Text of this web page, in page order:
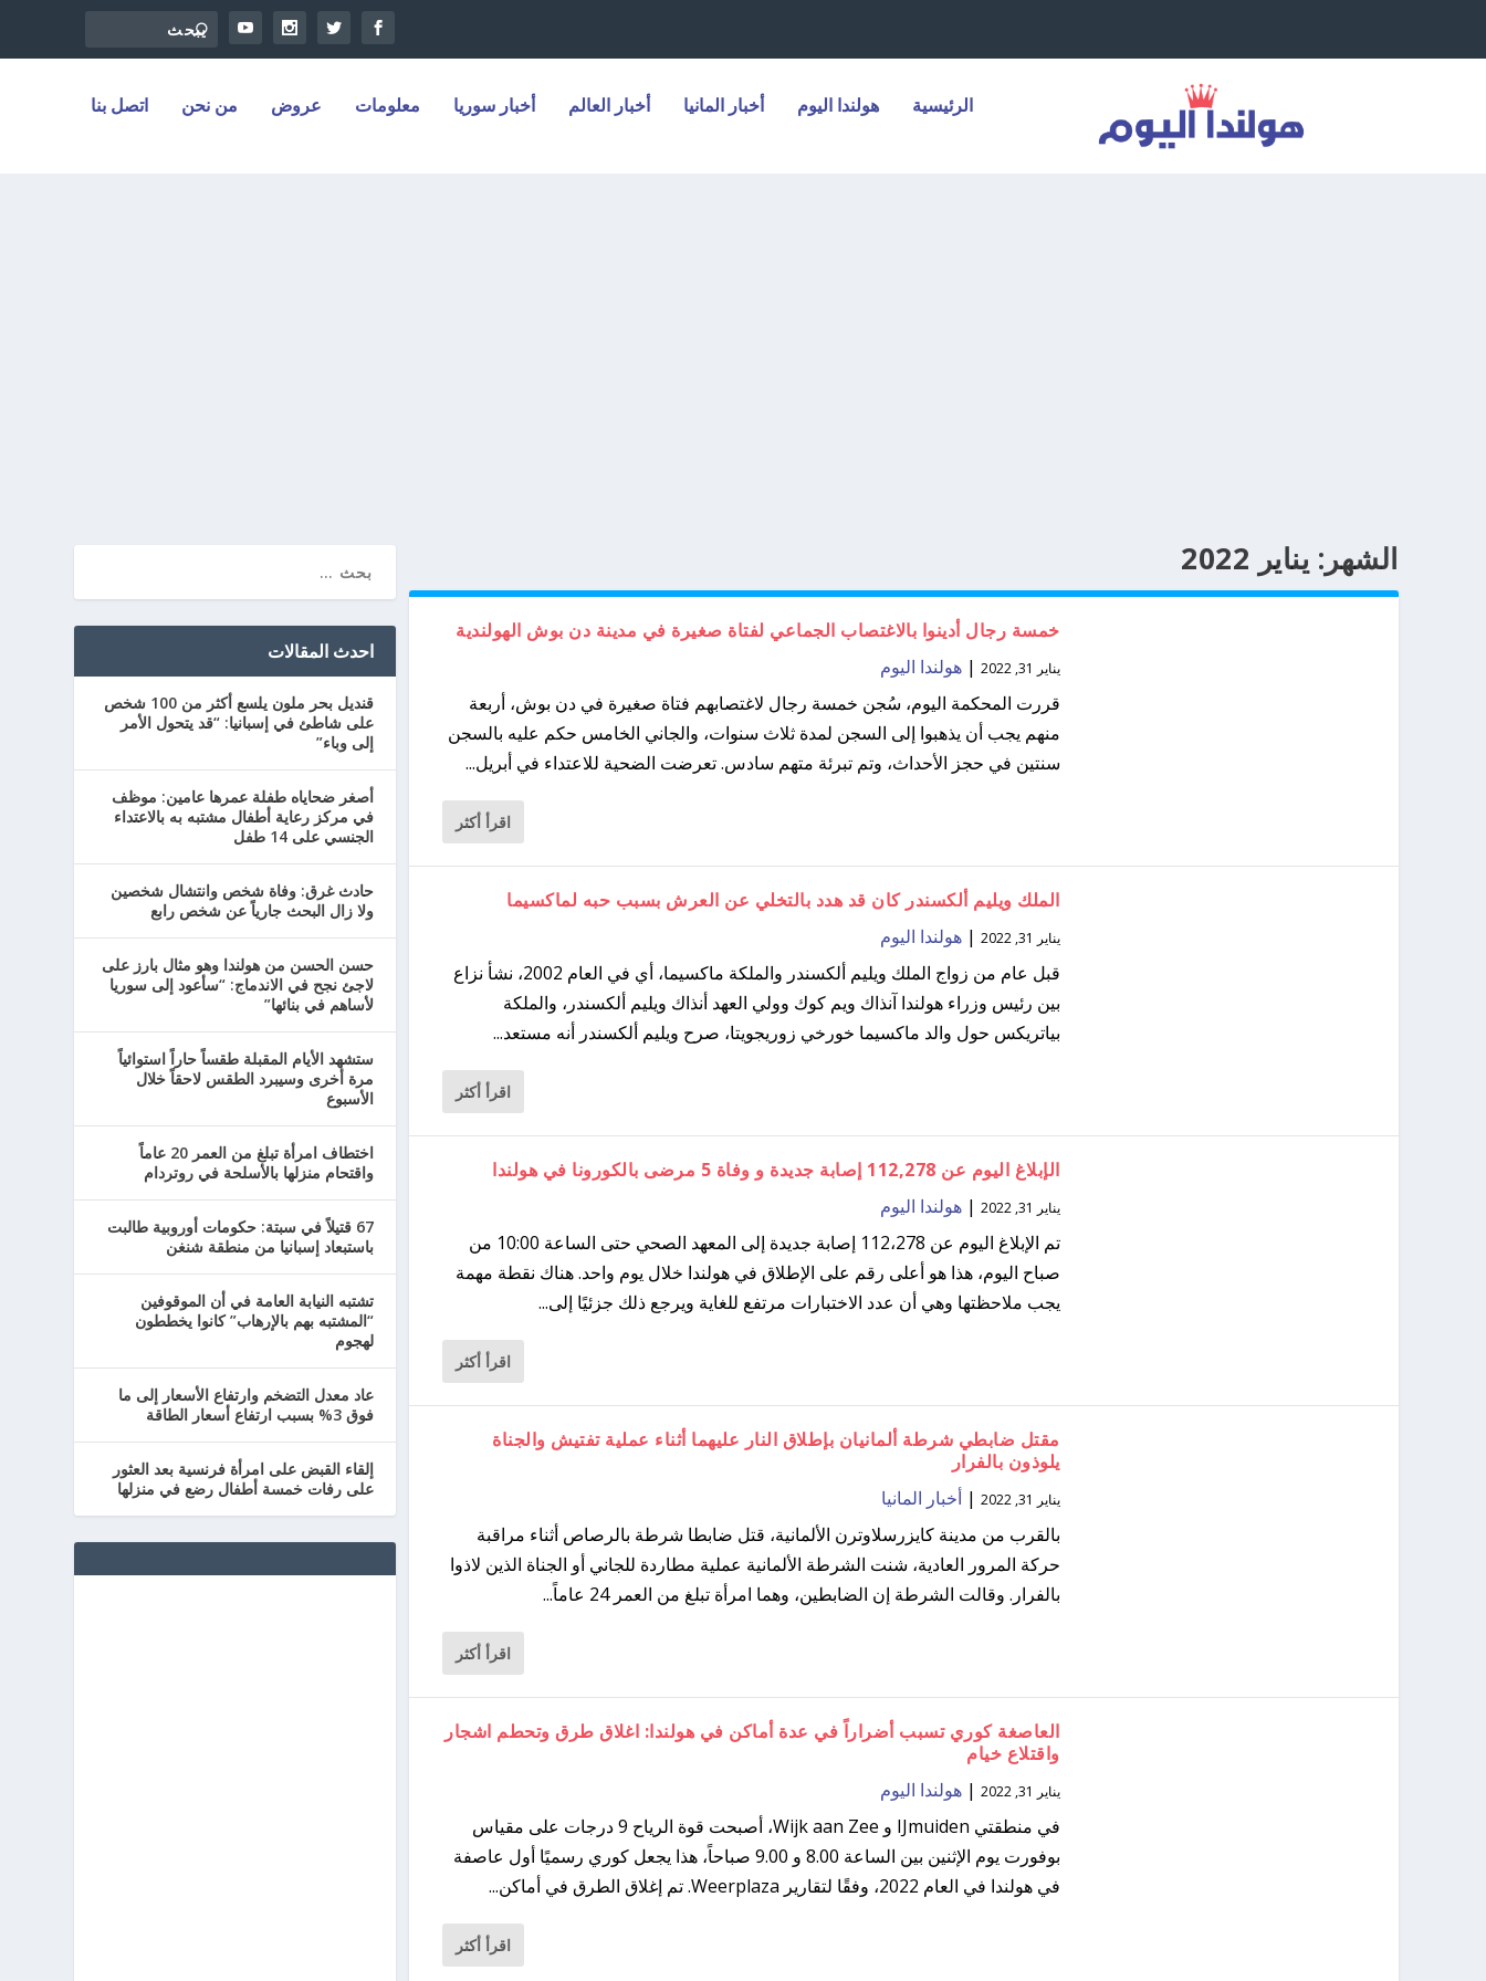
الرئيسية هولندا اليوم أخبار المانيا أخبار العالم أخبار سوريا معلومات عروض من نحن اتصل بنا
الشهر: يناير 2022
خمسة رجال أدينوا بالاغتصاب الجماعي لفتاة صغيرة في مدينة دن بوش الهولندية
يناير 31, 2022 |هولندا اليوم
قررت المحكمة اليوم، سُجن خمسة رجال لاغتصابهم فتاة صغيرة في دن بوش، أربعة
منهم يجب أن يذهبوا إلى السجن لمدة ثلاث سنوات، والجاني الخامس حكم عليه بالسجن
سنتين في حجز الأحداث، وتم تبرئة متهم سادس. تعرضت الضحية للاعتداء في أبريل...
اقرأ أكثر
الملك ويليم ألكسندر كان قد هدد بالتخلي عن العرش بسبب حبه لماكسيما
يناير 31, 2022 |هولندا اليوم
قبل عام من زواج الملك ويليم ألكسندر والملكة ماكسيما، أي في العام 2002، نشأ نزاع
بين رئيس وزراء هولندا آنذاك ويم كوك وولي العهد أنذاك ويليم ألكسندر، والملكة
بياتريكس حول والد ماكسيما خورخي زوريجويتا، صرح ويليم ألكسندر أنه مستعد...
اقرأ أكثر
الإبلاغ اليوم عن 112,278 إصابة جديدة و وفاة 5 مرضى بالكورونا في هولندا
يناير 31, 2022 |هولندا اليوم
تم الإبلاغ اليوم عن 112،278 إصابة جديدة إلى المعهد الصحي حتى الساعة 10:00 من
صباح اليوم، هذا هو أعلى رقم على الإطلاق في هولندا خلال يوم واحد. هناك نقطة مهمة
يجب ملاحظتها وهي أن عدد الاختبارات مرتفع للغاية ويرجع ذلك جزئيًا إلى...
اقرأ أكثر
مقتل ضابطي شرطة ألمانيان بإطلاق النار عليهما أثناء عملية تفتيش والجناة
يلوذون بالفرار
يناير 31, 2022 |أخبار المانيا
بالقرب من مدينة كايزرسلاوترن الألمانية، قتل ضابطا شرطة بالرصاص أثناء مراقبة
حركة المرور العادية، شنت الشرطة الألمانية عملية مطاردة للجاني أو الجناة الذين لاذوا
بالفرار. وقالت الشرطة إن الضابطين، وهما امرأة تبلغ من العمر 24 عاماً...
اقرأ أكثر
العاصغة كوري تسبب أضراراً في عدة أماكن في هولندا: اغلاق طرق وتحطم اشجار
واقتلاع خيام
يناير 31, 2022 |هولندا اليوم
في منطقتي IJmuiden و Wijk aan Zee، أصبحت قوة الرياح 9 درجات على مقياس
بوفورت يوم الإثنين بين الساعة 8.00 و 9.00 صباحاً، هذا يجعل كوري رسميًا أول عاصفة
في هولندا في العام 2022، وفقًا لتقارير Weerplaza. تم إغلاق الطرق في أماكن...
اقرأ أكثر
احدث المقالات
قنديل بحر ملون يلسع أكثر من 100 شخص
على شاطئ في إسبانيا: “قد يتحول الأمر
إلى وباء”
أصغر ضحاياه طفلة عمرها عامين: موظف
في مركز رعاية أطفال مشتبه به بالاعتداء
الجنسي على 14 طفل
حادث غرق: وفاة شخص وانتشال شخصين
ولا زال البحث جارياً عن شخص رابع
حسن الحسن من هولندا وهو مثال بارز على
لاجئ نجح في الاندماج: “سأعود إلى سوريا
لأساهم في بنائها”
ستشهد الأيام المقبلة طقساً حاراً استوائياً
مرة أخرى وسيبرد الطقس لاحقاً خلال
الأسبوع
اختطاف امرأة تبلغ من العمر 20 عاماً
واقتحام منزلها بالأسلحة في روتردام
67 قتيلاً في سبتة: حكومات أوروبية طالبت
باستبعاد إسبانيا من منطقة شنغن
تشتبه النيابة العامة في أن الموقوفين
“المشتبه بهم بالإرهاب” كانوا يخططون
لهجوم
عاد معدل التضخم وارتفاع الأسعار إلى ما
فوق 3% بسبب ارتفاع أسعار الطاقة
إلقاء القبض على امرأة فرنسية بعد العثور
على رفات خمسة أطفال رضع في منزلها